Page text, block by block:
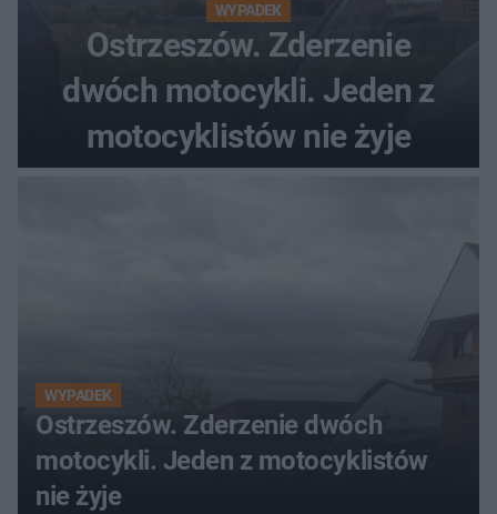
WYPADEK
Ostrzeszów. Zderzenie
dwóch motocykli. Jeden z
motocyklistów nie żyje
WYPADEK
Ostrzeszów. Zderzenie dwóch
motocykli. Jeden z motocyklistów
nie żyje